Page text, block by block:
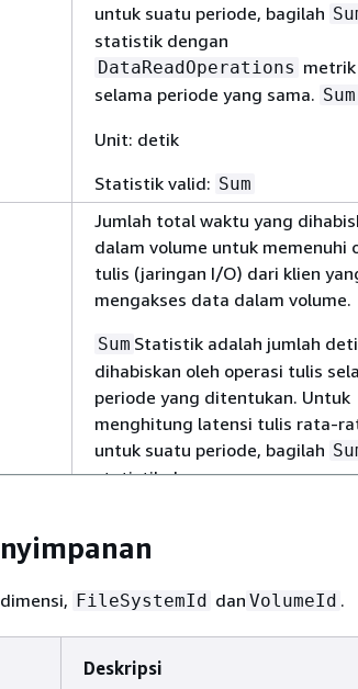
untuk suatu periode, bagilah
statistik dengan
DataReadOperations metrik
selama periode yang sama. Sum
Unit: detik
Statistik valid: Sum
Jumlah total waktu yang
dalam volume untuk memenuhi
tulis (jaringan I/O) dari klien
mengakses data dalam volume.
Sum Statistik adalah jumlah
dihabiskan oleh operasi tulis
periode yang ditentukan. Untuk
menghitung latensi tulis rata-
untuk suatu periode, bagilah
statistik dengan
Jumlah total waktu yang
dalam volume untuk memenuhi
FileSystemId dan VolumeId .
Deskripsi